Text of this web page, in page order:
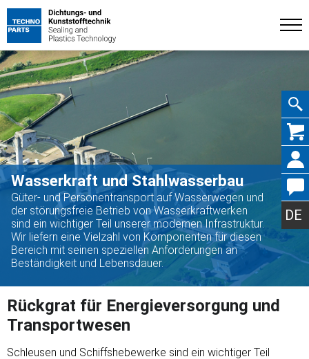
DE
Wasserkraft und Stahlwasserbau
Güter- und Personentransport auf Wasserwegen und
der störungsfreie Betrieb von Wasserkraftwerken
sind ein wichtiger Teil unserer modernen Infrastruktur.
Wir liefern eine Vielzahl von Komponenten für diesen
Bereich mit seinen speziellen Anforderungen an
Beständigkeit und Lebensdauer.
Rückgrat für Energieversorgung und
Transportwesen
Schleusen und Schiffshebewerke sind ein wichtiger Teil